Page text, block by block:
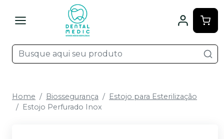
Home Biossegurança
Estojo para Esterilização
Estojo Perfurado Inox